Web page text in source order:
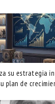
su estrategia
plan de